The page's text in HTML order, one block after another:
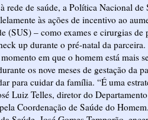
rede de saúde, a Política Nacional
às ações de incentivo ao
– como exames e cirurgias de
up durante o pré-natal da parceira.
em que o homem está mais
os nove meses de gestação da
para cuidar da família. “É uma
Luiz Telles, diretor do
Coordenação de Saúde do Homem.